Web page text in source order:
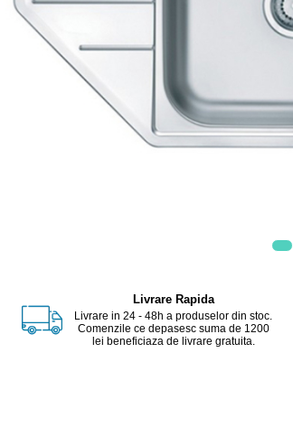
Livrare Rapida
Livrare in 24 - 48h a produselor din stoc.
Comenzile ce depasesc suma de 1200
lei beneficiaza de livrare gratuita.